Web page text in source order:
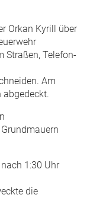
Orkan Kyrill über
Telefon-
Am
abgedeckt.
1:30 Uhr
die